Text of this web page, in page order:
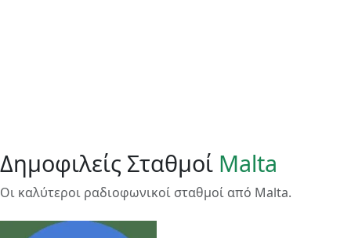
Δημοφιλείς Σταθμοί Malta
Οι καλύτεροι ραδιοφωνικοί σταθμοί από Malta.